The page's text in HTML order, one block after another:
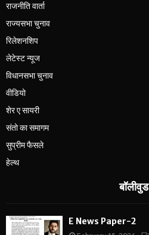
राजनीति वार्ता
राज्यसभा चुनाव
रिलेशनशिप
लेटेस्ट न्यूज
विधानसभा चुनाव
वीडियो
शेर ए सायरी
संतो का समागम
सुप्रीम फैसले
हेल्थ
बॉलीवुड
E News Paper-2